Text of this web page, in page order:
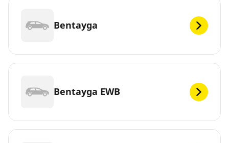
Bentayga
Bentayga EWB